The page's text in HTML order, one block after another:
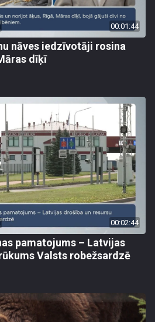
00:01:44
nāves iedzīvotāji rosina
dīķī
00:02:44
pamatojums – Latvijas
Valsts robežsardzē